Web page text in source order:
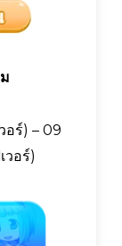
อร์) – 09
วอร์)